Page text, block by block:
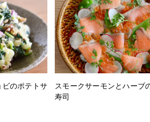
のポテトサ
スモークサーモンとハーブ
寿司